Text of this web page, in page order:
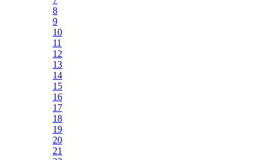
8
9
10
11
12
13
14
15
16
17
18
19
20
21